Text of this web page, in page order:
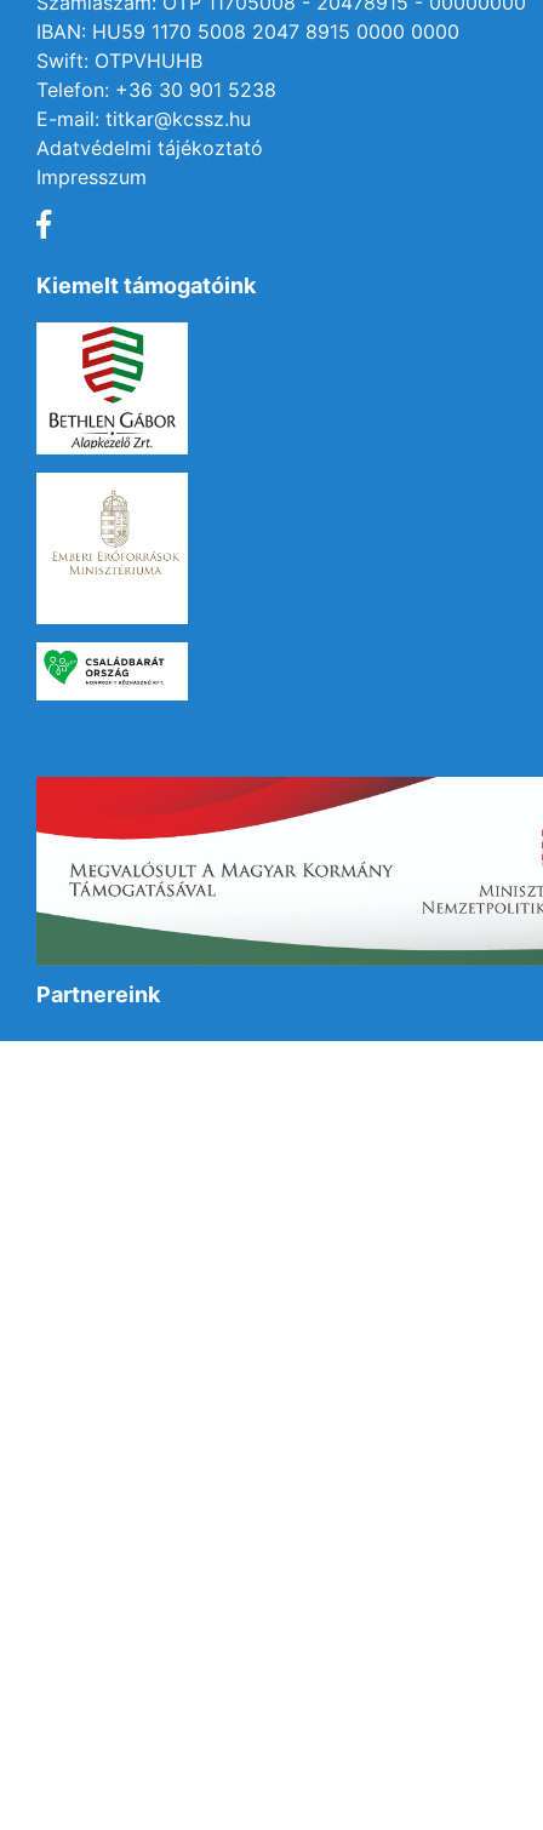
IBAN: HU59 1170 5008 2047 8915 0000 0000
Swift: OTPVHUHB
Telefon: +36 30 901 5238
E-mail: titkar@kcssz.hu
Adatvédelmi tájékoztató
Impresszum
Kiemelt támogatóink
Partnereink